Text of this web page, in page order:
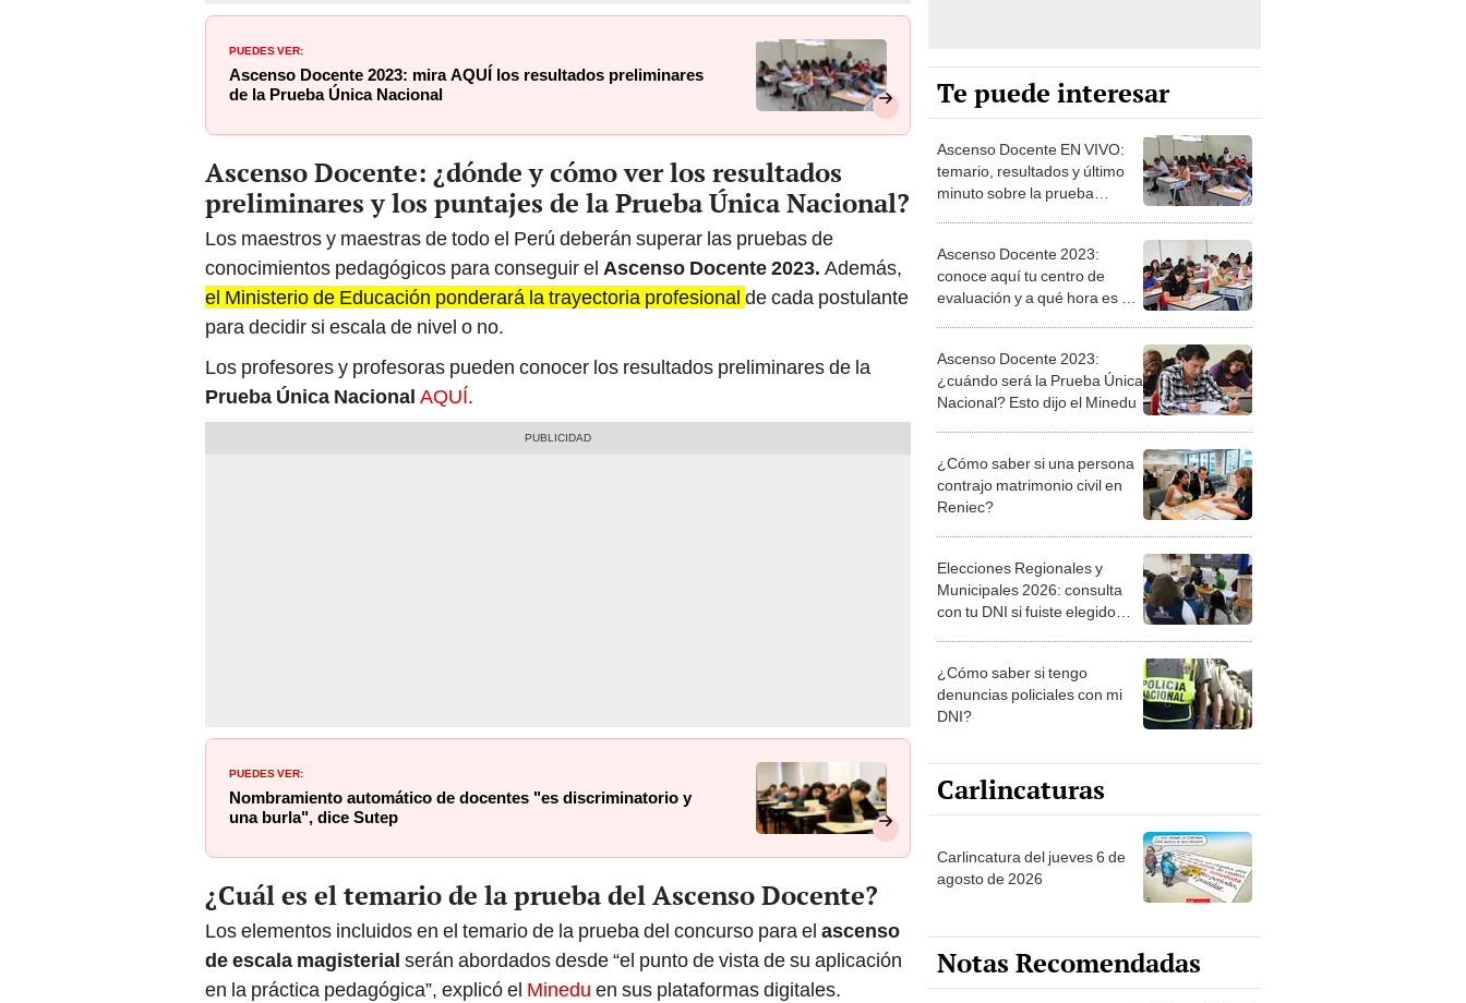
PUEDES VER:
Ascenso Docente 2023: mira AQUÍ los resultados preliminares
de la Prueba Única Nacional
Ascenso Docente: ¿dónde y cómo ver los resultados
preliminares y los puntajes de la Prueba Única Nacional?
Los maestros y maestras de todo el Perú deberán superar las pruebas de
conocimientos pedagógicos para conseguir el Ascenso Docente 2023. Además,
el Ministerio de Educación ponderará la trayectoria profesional de cada postulante
para decidir si escala de nivel o no.
Los profesores y profesoras pueden conocer los resultados preliminares de la
Prueba Única Nacional AQUÍ.
PUEDES VER:
Nombramiento automático de docentes "es discriminatorio y
una burla", dice Sutep
¿Cuál es el temario de la prueba del Ascenso Docente?
Los elementos incluidos en el temario de la prueba del concurso para el ascenso
de escala magisterial serán abordados desde “el punto de vista de su aplicación
en la práctica pedagógica”, explicó el Minedu en sus plataformas digitales.
Te puede interesar
Ascenso Docente EN VIVO:
temario, resultados y último
minuto sobre la prueba
Ascenso Docente 2023:
conoce aquí tu centro de
evaluación y a qué hora es el
Ascenso Docente 2023:
¿cuándo será la Prueba Única
Nacional? Esto dijo el Minedu
¿Cómo saber si una persona
contrajo matrimonio civil en
Reniec?
Elecciones Regionales y
Municipales 2026: consulta
con tu DNI si fuiste elegido
la ONPE
¿Cómo saber si tengo
denuncias policiales con mi
DNI?
Carlincaturas
Carlincatura del jueves 6 de
agosto de 2026
Notas Recomendadas